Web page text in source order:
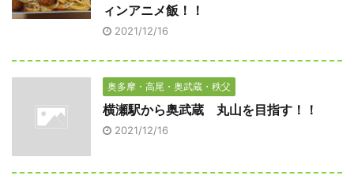
ィンアニメ飯！！
2021/12/16
奥多摩・高尾・奥武蔵・秩父
横瀬駅から奥武蔵 丸山を目指す！！
2021/12/16